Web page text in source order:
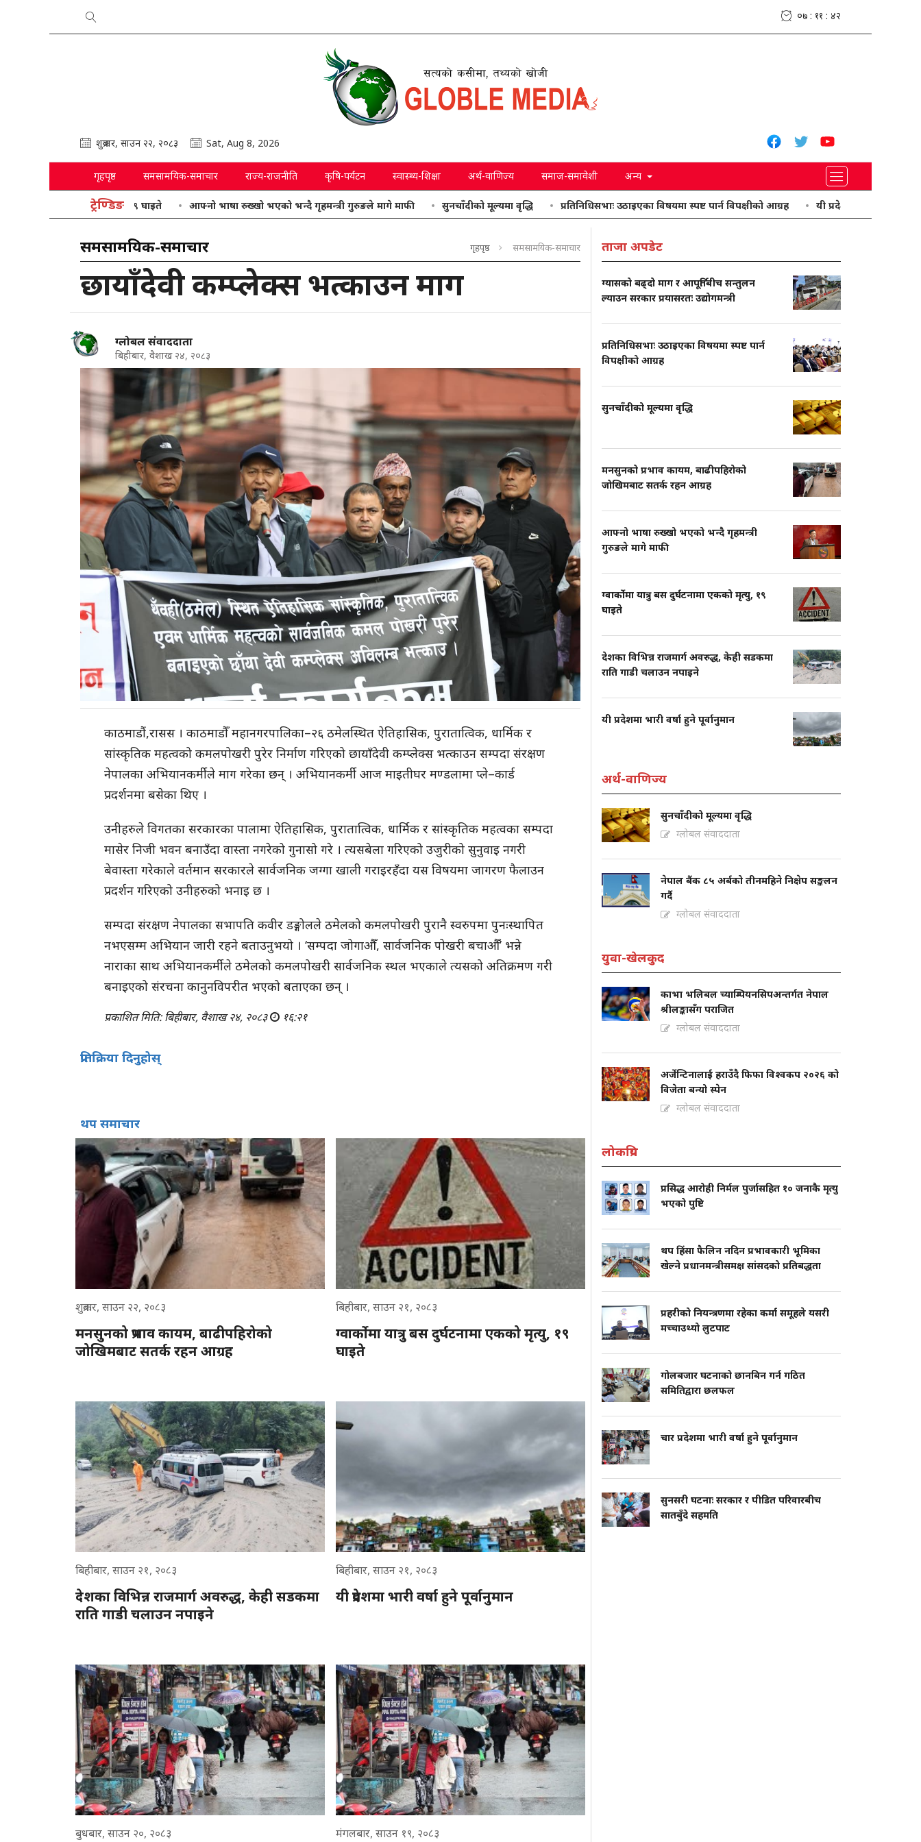
०७ : ११ : ४३
शुक्रबार, साउन २२, २०८३ Sat, Aug 8, 2026
गृहपृष्ठ समसामयिक-समाचार राज्य-राजनीति कृषि-पर्यटन स्वास्थ्य-शिक्षा अर्थ-वाणिज्य समाज-समावेशी अन्य
ट्रेण्डिङ आफ्नो भाषा रुख्खो भएको भन्दै गृहमन्त्री गुरुङले मागे माफी सुनचाँदीको मूल्यमा वृद्धि प्रतिनिधिसभाः उठाइएका विषयमा स्पष्ट पार्न विपक्षीको आग्रह यी प्रदेशमा भारी वर्षा हुने पूर्वानुमान
समसामयिक-समाचार गृहपृष्ठ समसामयिक-समाचार
छायाँदेवी कम्प्लेक्स भत्काउन माग
ग्लोबल संवाददाता
बिहीबार, वैशाख २४, २०८३
काठमाडौं,रासस । काठमाडौँ महानगरपालिका–२६ ठमेलस्थित ऐतिहासिक, पुरातात्विक, धार्मिक र
सांस्कृतिक महत्वको कमलपोखरी पुरेर निर्माण गरिएको छायाँदेवी कम्प्लेक्स भत्काउन सम्पदा संरक्षण
नेपालका अभियानकर्मीले माग गरेका छन् । अभियानकर्मी आज माइतीघर मण्डलामा प्ले–कार्ड
प्रदर्शनमा बसेका थिए ।
उनीहरुले विगतका सरकारका पालामा ऐतिहासिक, पुरातात्विक, धार्मिक र सांस्कृतिक महत्वका सम्पदा
मासेर निजी भवन बनाउँदा वास्ता नगरेको गुनासो गरे । त्यसबेला गरिएको उजुरीको सुनुवाइ नगरी
बेवास्ता गरेकाले वर्तमान सरकारले सार्वजनिक जग्गा खाली गराइरहँदा यस विषयमा जागरण फैलाउन
प्रदर्शन गरिएको उनीहरुको भनाइ छ ।
सम्पदा संरक्षण नेपालका सभापति कवीर डङ्गोलले ठमेलको कमलपोखरी पुरानै स्वरुपमा पुनःस्थापित
नभएसम्म अभियान जारी रहने बताउनुभयो । ‘सम्पदा जोगाऔँ, सार्वजनिक पोखरी बचाऔँ’ भन्ने
नाराका साथ अभियानकर्मीले ठमेलको कमलपोखरी सार्वजनिक स्थल भएकाले त्यसको अतिक्रमण गरी
बनाइएको संरचना कानुनविपरीत भएको बताएका छन् ।
प्रकाशित मिति: बिहीबार, वैशाख २४, २०८३ १६:२१
प्रतिक्रिया दिनुहोस्
थप समाचार
शुक्रबार, साउन २२, २०८३
मनसुनको प्रभाव कायम, बाढीपहिरोको
जोखिमबाट सतर्क रहन आग्रह
बिहीबार, साउन २१, २०८३
ग्वार्कोमा यात्रु बस दुर्घटनामा एकको मृत्यु, १९
घाइते
बिहीबार, साउन २१, २०८३
देशका विभिन्न राजमार्ग अवरुद्ध, केही सडकमा
राति गाडी चलाउन नपाइने
बिहीबार, साउन २१, २०८३
यी प्रदेशमा भारी वर्षा हुने पूर्वानुमान
बुधबार, साउन २०, २०८३ मंगलबार, साउन १९, २०८३
ताजा अपडेट
ग्यासको बढ्दो माग र आपूर्तिबीच सन्तुलन
ल्याउन सरकार प्रयासरतः उद्योगमन्त्री
प्रतिनिधिसभाः उठाइएका विषयमा स्पष्ट पार्न
विपक्षीको आग्रह
सुनचाँदीको मूल्यमा वृद्धि
मनसुनको प्रभाव कायम, बाढीपहिरोको
जोखिमबाट सतर्क रहन आग्रह
आफ्नो भाषा रुख्खो भएको भन्दै गृहमन्त्री
गुरुङले मागे माफी
ग्वार्कोमा यात्रु बस दुर्घटनामा एकको मृत्यु, १९
घाइते
देशका विभिन्न राजमार्ग अवरुद्ध, केही सडकमा
राति गाडी चलाउन नपाइने
यी प्रदेशमा भारी वर्षा हुने पूर्वानुमान
अर्थ-वाणिज्य
सुनचाँदीको मूल्यमा वृद्धि
ग्लोबल संवाददाता
नेपाल बैंक ८५ अर्बको तीनमहिने निक्षेप सङ्कलन
गर्दै
ग्लोबल संवाददाता
युवा-खेलकुद
काभा भलिबल च्याम्पियनसिपअन्तर्गत नेपाल
श्रीलङ्कासँग पराजित
ग्लोबल संवाददाता
अर्जेन्टिनालाई हराउँदै फिफा विश्वकप २०२६ को
विजेता बन्यो स्पेन
ग्लोबल संवाददाता
लोकप्रिय
प्रसिद्ध आरोही निर्मल पुर्जासहित १० जनाकै मृत्यु
भएको पुष्टि
थप हिंसा फैलिन नदिन प्रभावकारी भूमिका
खेल्ने प्रधानमन्त्रीसमक्ष सांसदको प्रतिबद्धता
प्रहरीको नियन्त्रणमा रहेका कर्मा समूहले यसरी
मच्चाउथ्यो लुटपाट
गोलबजार घटनाको छानबिन गर्न गठित
समितिद्वारा छलफल
चार प्रदेशमा भारी वर्षा हुने पूर्वानुमान
सुनसरी घटनाः सरकार र पीडित परिवारबीच
सातबुँदे सहमति